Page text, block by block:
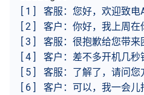
[1] 客服：您好，欢迎致电
[2] 客户：你好，我上周在
[3] 客服：很抱歉给您带来
[4] 客户：差不多开机几秒
[5] 客服：了解了，请问您
[6] 客户：可以，我一会儿